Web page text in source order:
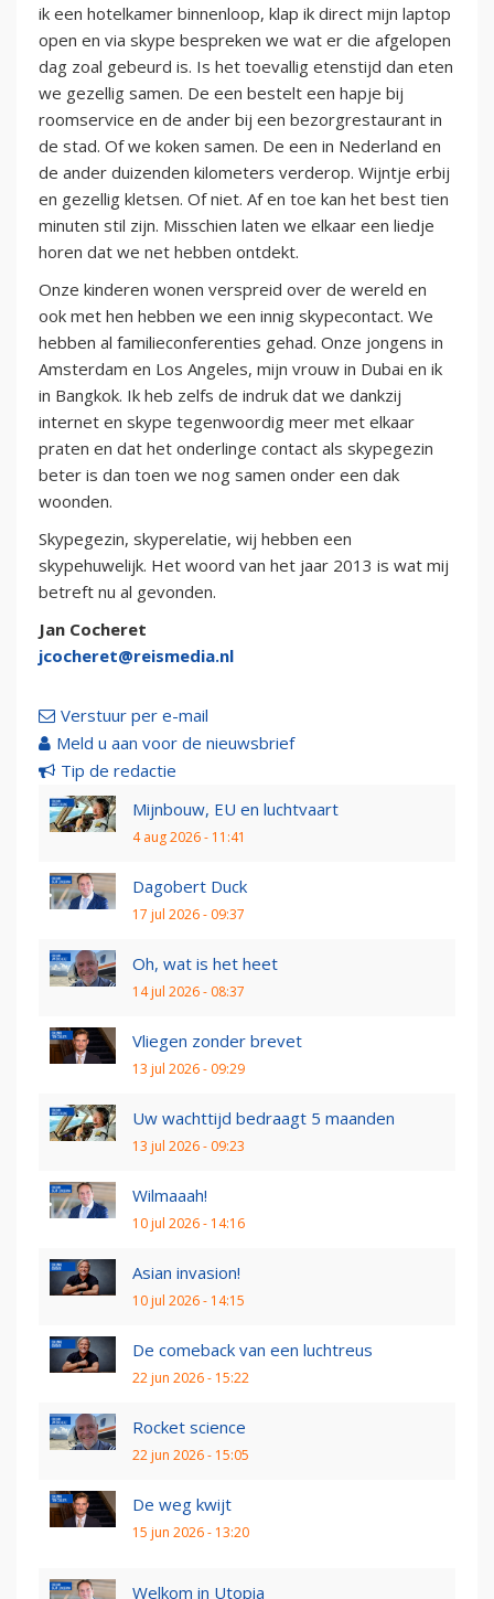
ik een hotelkamer binnenloop, klap ik direct mijn laptop
open en via skype bespreken we wat er die afgelopen
dag zoal gebeurd is. Is het toevallig etenstijd dan eten
we gezellig samen. De een bestelt een hapje bij
roomservice en de ander bij een bezorgrestaurant in
de stad. Of we koken samen. De een in Nederland en
de ander duizenden kilometers verderop. Wijntje erbij
en gezellig kletsen. Of niet. Af en toe kan het best tien
minuten stil zijn. Misschien laten we elkaar een liedje
horen dat we net hebben ontdekt.
Onze kinderen wonen verspreid over de wereld en
ook met hen hebben we een innig skypecontact. We
hebben al familieconferenties gehad. Onze jongens in
Amsterdam en Los Angeles, mijn vrouw in Dubai en ik
in Bangkok. Ik heb zelfs de indruk dat we dankzij
internet en skype tegenwoordig meer met elkaar
praten en dat het onderlinge contact als skypegezin
beter is dan toen we nog samen onder een dak
woonden.
Skypegezin, skyperelatie, wij hebben een
skypehuwelijk. Het woord van het jaar 2013 is wat mij
betreft nu al gevonden.
Jan Cocheret
jcocheret@reismedia.nl
Verstuur per e-mail
Meld u aan voor de nieuwsbrief
Tip de redactie
Mijnbouw, EU en luchtvaart
4 aug 2026 - 11:41
Dagobert Duck
17 jul 2026 - 09:37
Oh, wat is het heet
14 jul 2026 - 08:37
Vliegen zonder brevet
13 jul 2026 - 09:29
Uw wachttijd bedraagt 5 maanden
13 jul 2026 - 09:23
Wilmaaah!
10 jul 2026 - 14:16
Asian invasion!
10 jul 2026 - 14:15
De comeback van een luchtreus
22 jun 2026 - 15:22
Rocket science
22 jun 2026 - 15:05
De weg kwijt
15 jun 2026 - 13:20
Welkom in Utopia